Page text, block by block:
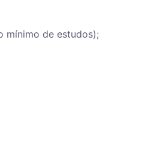
mínimo de estudos);